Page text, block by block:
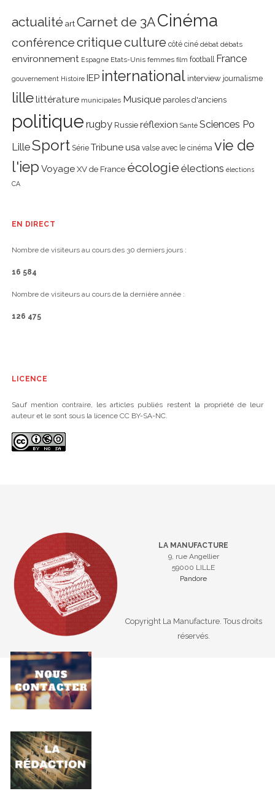
actualité art Carnet de 3ACinéma
conférencecritiqueculture côté ciné débat débats
environnement Espagne Etats-Unis femmes film football France
gouvernement Histoire IEP international interview journalisme
lillelittérature municipales Musique paroles d'anciens
politique rugby Russie réflexion Santé Sciences Po
LilleSport Série Tribune usa valse avec le cinéma vie de
l'iep Voyage XV de France écologie élections élections
CA
EN DIRECT
Nombre de visiteurs au cours des 30 derniers jours :
16 584
Nombre de visiteurs au cours de la dernière année :
126 475
LICENCE
Sauf mention contraire, les articles publiés restent la propriété de leur
auteur et le sont sous la licence CC BY-SA-NC.
LA MANUFACTURE
9, rue Angellier
59000 LILLE
Pandore
Copyright La Manufacture. Tous droits
réservés.